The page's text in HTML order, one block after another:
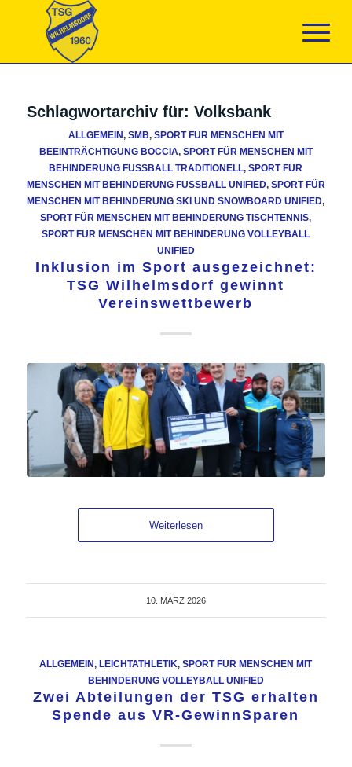
Schlagwortarchiv für: Volksbank
ALLGEMEIN, SMB, SPORT FÜR MENSCHEN MIT
BEEINTRÄCHTIGUNG BOCCIA, SPORT FÜR MENSCHEN MIT
BEHINDERUNG FUSSBALL TRADITIONELL ,SPORT FÜR
MENSCHEN MIT BEHINDERUNG FUSSBALL UNIFIED
, SPORT FÜR
MENSCHEN MIT BEHINDERUNG SKI UND SNOWBOARD UNIFIED,
SPORT FÜR MENSCHEN MIT BEHINDERUNG TISCHTENNIS,
SPORT FÜR MENSCHEN MIT BEHINDERUNG VOLLEYBALL
UNIFIED
Inklusion im Sport ausgezeichnet:
TSG Wilhelmsdorf gewinnt
Vereinswettbewerb
Weiterlesen
10. MÄRZ 2026
ALLGEMEIN,LEICHTATHLETIK,SPORT FÜR MENSCHEN MIT
BEHINDERUNG VOLLEYBALL UNIFIED
Zwei Abteilungen der TSG erhalten
Spende aus VR-GewinnSparen